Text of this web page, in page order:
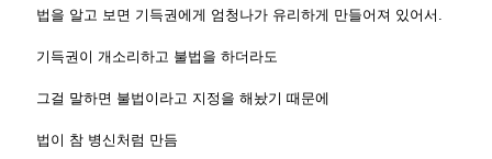
법을 알고 보면 기득권에게 엄청나가 유리하게 만들어져 있어서.
기득권이 개소리하고 불법을 하더라도
그걸 말하면 불법이라고 지정을 해놨기 때문에
법이 참 병신처럼 만듬